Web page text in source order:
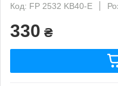
Код: FP 2532 KB40-E
330 ₴